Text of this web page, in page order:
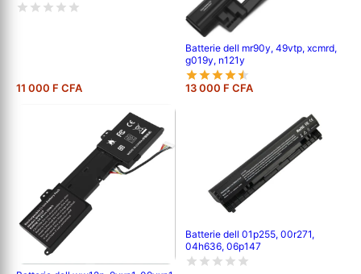
11 000 F CFA
Batterie dell mr90y, 49vtp, xcmrd,
g019y, n121y
13 000 F CFA
Batterie dell 01p255, 00r271,
04h636, 06p147